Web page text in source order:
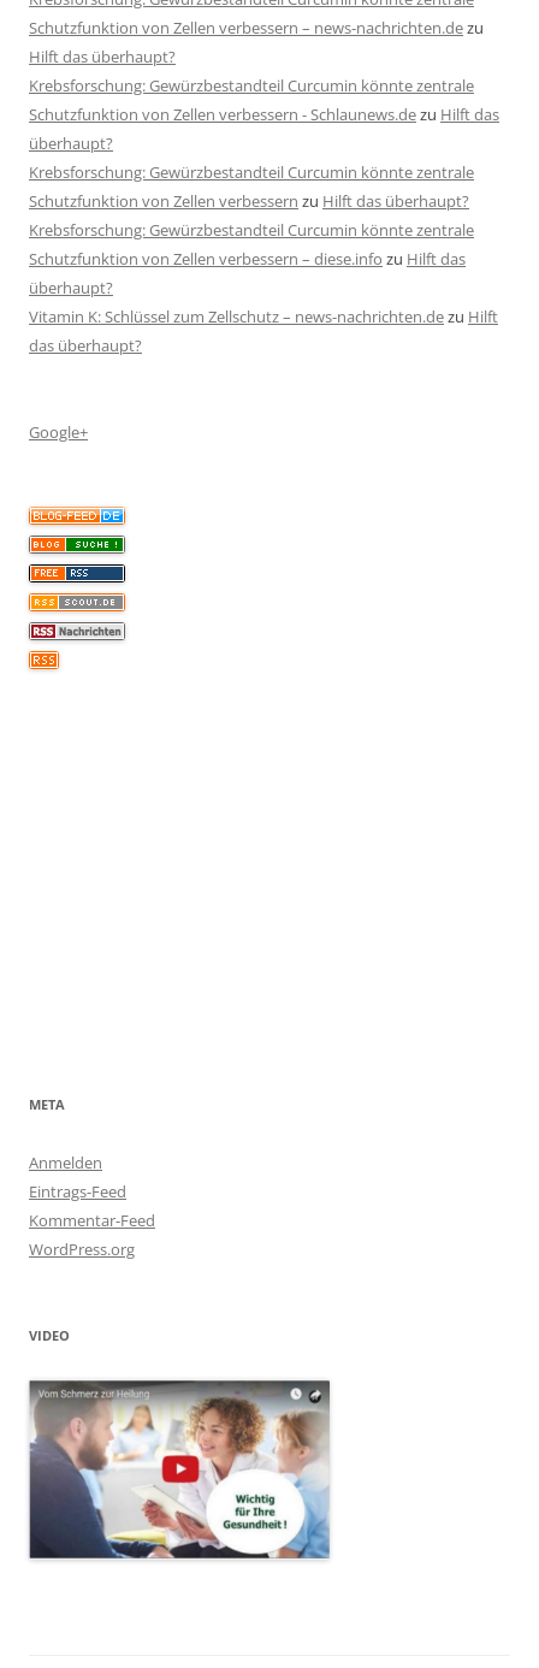
Schutzfunktion von Zellen verbessern – news-nachrichten.dezu
Hilft das überhaupt?
Krebsforschung: Gewürzbestandteil Curcumin könnte zentrale
Schutzfunktion von Zellen verbessern - Schlaunews.dezu Hilft das
überhaupt?
Krebsforschung: Gewürzbestandteil Curcumin könnte zentrale
Schutzfunktion von Zellen verbessern zu Hilft das überhaupt?
Krebsforschung: Gewürzbestandteil Curcumin könnte zentrale
Schutzfunktion von Zellen verbessern – diese.info zu Hilft das
überhaupt?
Vitamin K: Schlüssel zum Zellschutz – news-nachrichten.dezu Hilft
das überhaupt?
Google+
META
Anmelden
Eintrags-Feed
Kommentar-Feed
WordPress.org
VIDEO